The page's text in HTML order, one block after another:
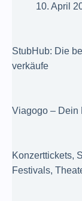
10. April
StubHub: Die
verkäufe
Viagogo – Dein
Konzerttickets,
Festivals,